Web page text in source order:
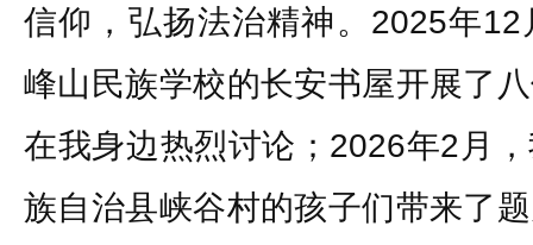
信仰，弘扬法治精神。2025年
峰山民族学校的长安书屋开展了
在我身边热烈讨论；2026年2月
族自治县峡谷村的孩子们带来了